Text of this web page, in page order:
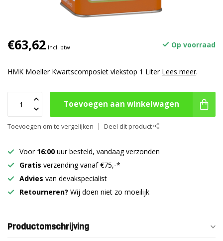
€63,62 Incl. btw Op voorraad
HMK Moeller Kwartscomposiet vlekstop 1 Liter Lees meer.
Toevoegen aan winkelwagen
Toevoegen om te vergelijken Deel dit product
Voor 16:00 uur besteld, vandaag verzonden
Gratis verzending vanaf €75,-*
Advies van devakspecialist
Retourneren? Wij doen niet zo moeilijk
Productomschrijving